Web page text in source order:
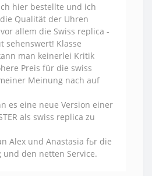
hier bestellte und ich
Qualität der Uhren
allem die Swiss replica -
sehenswert! Klasse
man keinerlei Kritik
Preis für die swiss
Meinung nach auf
es eine neue Version einer
als swiss replica zu
Alex und Anastasia fьr die
und den netten Service.